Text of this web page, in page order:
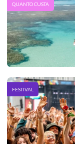
QUANTO CUSTA
FESTIVAL